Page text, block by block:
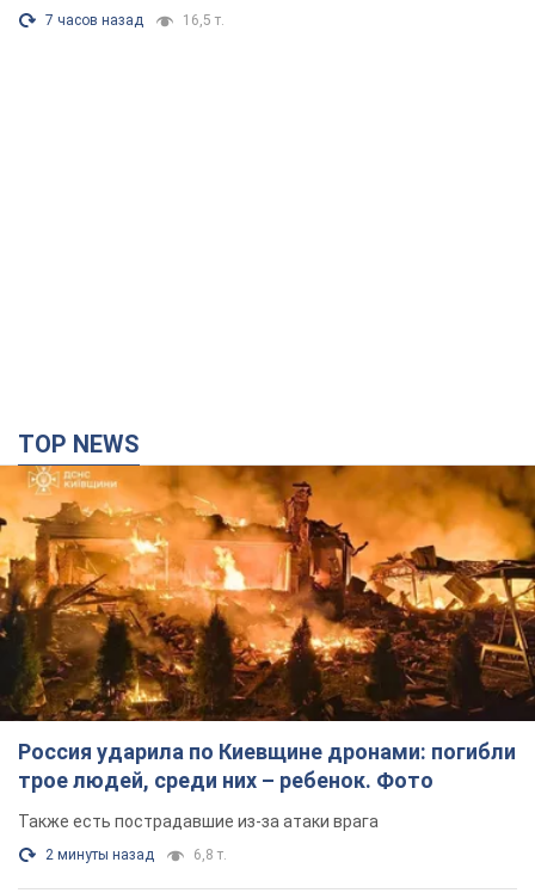
7 часов назад 16,5 т.
TOP NEWS
Россия ударила по Киевщине дронами: погибли
трое людей, среди них – ребенок. Фото
Также есть пострадавшие из-за атаки врага
2 минуты назад 6,8 т.